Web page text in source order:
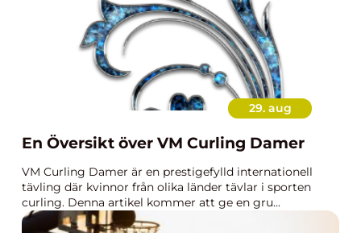
29. aug
En Översikt över VM Curling Damer
VM Curling Damer är en prestigefylld internationell
tävling där kvinnor från olika länder tävlar i sporten
curling. Denna artikel kommer att ge en gru...